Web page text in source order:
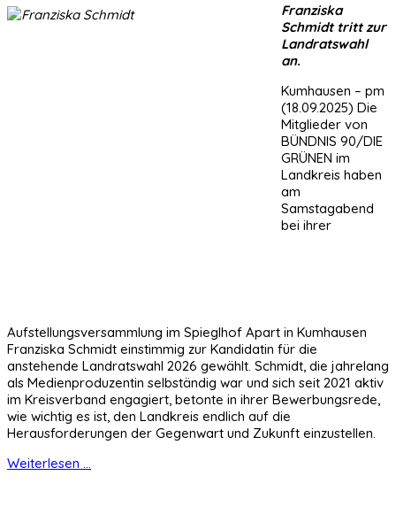
Franziska
Schmidt tritt zur
Landratswahl
an.
Kumhausen – pm
(18.09.2025) Die
Mitglieder von
BÜNDNIS 90/DIE
GRÜNEN im
Landkreis haben
am
Samstagabend
bei ihrer
Aufstellungsversammlung im Spieglhof Apart in Kumhausen
Franziska Schmidt einstimmig zur Kandidatin für die
anstehende Landratswahl 2026 gewählt. Schmidt, die jahrelang
als Medienproduzentin selbständig war und sich seit 2021 aktiv
im Kreisverband engagiert, betonte in ihrer Bewerbungsrede,
wie wichtig es ist, den Landkreis endlich auf die
Herausforderungen der Gegenwart und Zukunft einzustellen.
Weiterlesen ...